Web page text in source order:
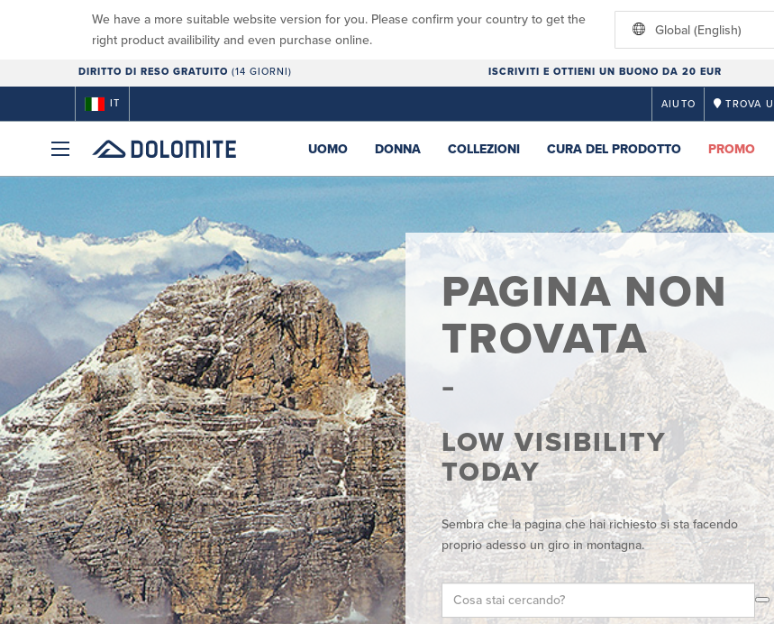
We have a more suitable website version for you. Please confirm your country to get the
right product availibility and even purchase online.
Global (English)
DIRITTO DI RESO GRATUITO (14 GIORNI) ISCRIVITI E OTTIENI UN BUONO DA 20 EUR
IT AIUTO TROVA
UOMO DONNA COLLEZIONI CURA DEL PRODOTTO PROMO
PAGINA NON
TROVATA
LOW VISIBILITY
TODAY
Sembra che la pagina che hai richiesto si sta facendo
proprio adesso un giro in montagna.